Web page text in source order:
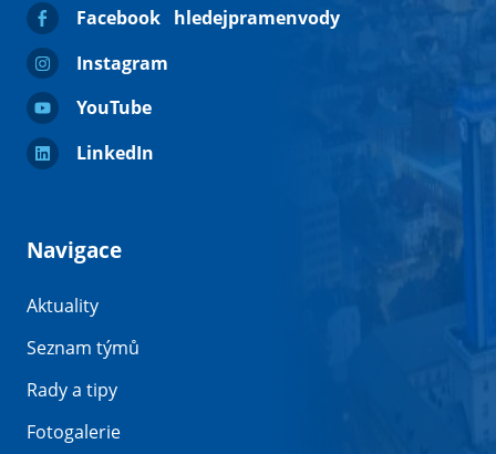
Facebook
hledejpramenvody
Instagram
YouTube
LinkedIn
Navigace
Aktuality
Seznam týmů
Rady a tipy
Fotogalerie